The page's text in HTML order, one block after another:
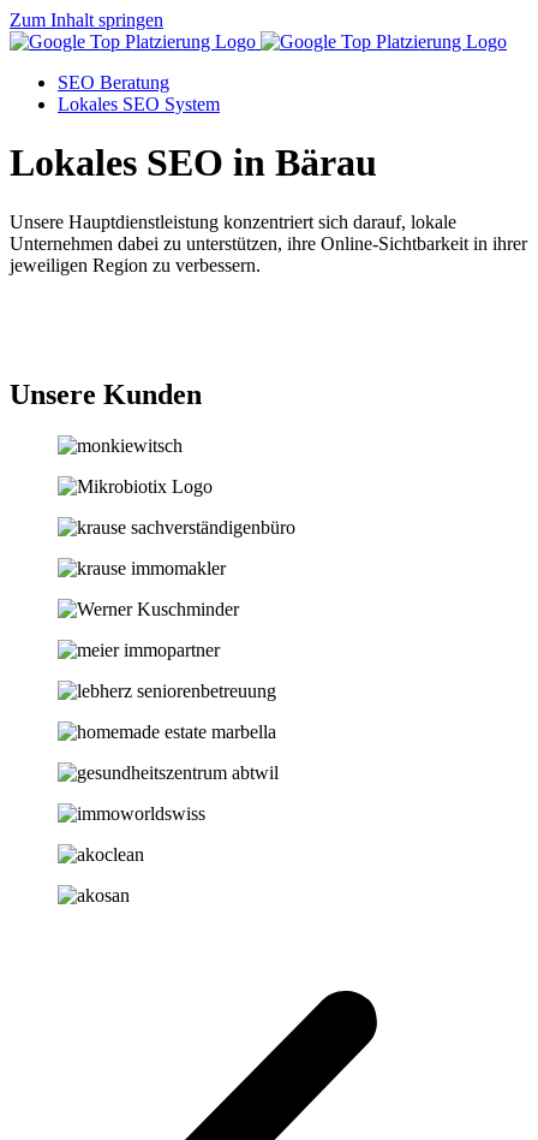
Zum Inhalt springen
SEO Beratung
Lokales SEO System
Lokales SEO in Bärau
Unsere Hauptdienstleistung konzentriert sich darauf, lokale
Unternehmen dabei zu unterstützen, ihre Online-Sichtbarkeit in ihrer
jeweiligen Region zu verbessern.
Unsere Kunden